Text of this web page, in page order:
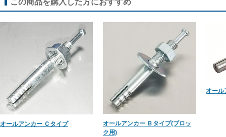
この商品を購入した方におすすめ
オールアンカー Ｃタイプ
オールアンカー Ｂタイプ(ブロッ
ク用)
オール